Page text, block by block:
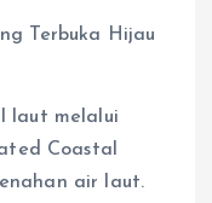
laut melalui
Coastal
air laut.